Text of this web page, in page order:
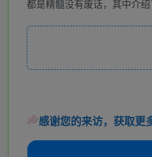
都是精髓没有废话，其中介
感谢您的来访，获取更